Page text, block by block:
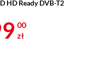
HD Ready DVB-T2
599 zł
00
zł